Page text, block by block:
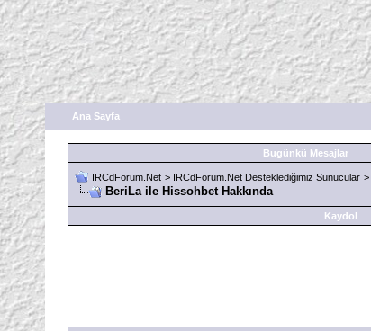
Ana Sayfa
Bugünkü Mesajlar
IRCdForum.Net > IRCdForum.Net Desteklediğimiz Sunucular >
BeriLa ile Hissohbet Hakkında
Kaydol